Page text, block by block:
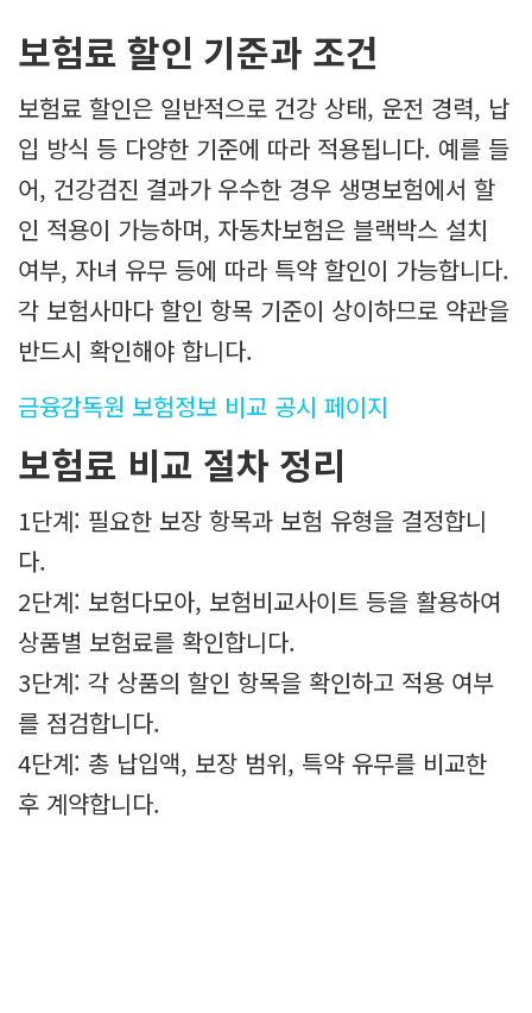
보험료 할인 기준과 조건
보험료 할인은 일반적으로 건강 상태, 운전 경력, 납
입 방식 등 다양한 기준에 따라 적용됩니다. 예를 들
어, 건강검진 결과가 우수한 경우 생명보험에서 할
인 적용이 가능하며, 자동차보험은 블랙박스 설치
여부, 자녀 유무 등에 따라 특약 할인이 가능합니다.
각 보험사마다 할인 항목 기준이 상이하므로 약관을
반드시 확인해야 합니다.
금융감독원 보험정보 비교 공시 페이지
보험료 비교 절차 정리
1단계: 필요한 보장 항목과 보험 유형을 결정합니
다.
2단계: 보험다모아, 보험비교사이트 등을 활용하여
상품별 보험료를 확인합니다.
3단계: 각 상품의 할인 항목을 확인하고 적용 여부
를 점검합니다.
4단계: 총 납입액, 보장 범위, 특약 유무를 비교한
후 계약합니다.